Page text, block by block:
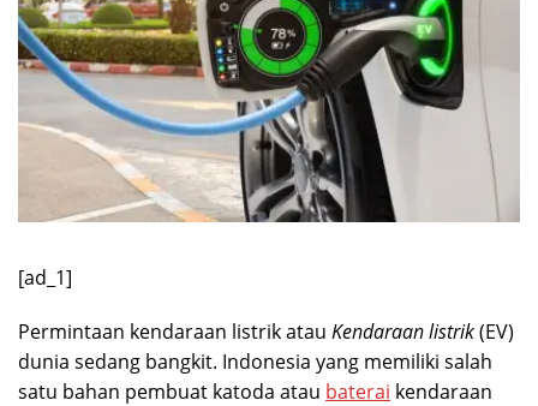
[ad_1]
Permintaan kendaraan listrik atau Kendaraan listrik(EV)
dunia sedang bangkit. Indonesia yang memiliki salah
satu bahan pembuat katoda atau baterai kendaraan